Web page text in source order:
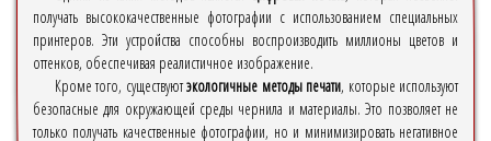
получать высококачественные фотографии с использованием специальных
принтеров. Эти устройства способны воспроизводить миллионы цветов и
оттенков, обеспечивая реалистичное изображение.
Кроме того, существуютэкологичные методы печати, которые используют
безопасные для окружающей среды чернила и материалы. Это позволяет не
только получать качественные фотографии, но и минимизировать негативное